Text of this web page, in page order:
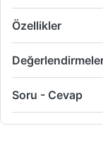
Özellikler
Soru - Cevap